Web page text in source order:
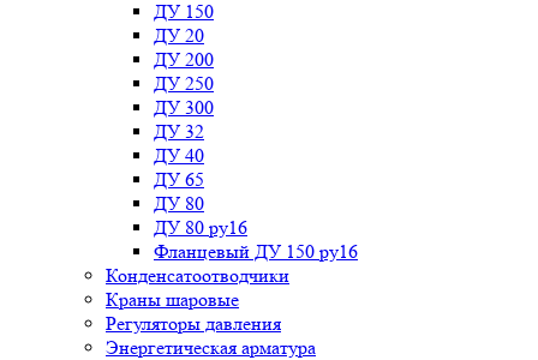
ДУ 150
ДУ 20
ДУ 200
ДУ 250
ДУ 300
ДУ 32
ДУ 40
ДУ 65
ДУ 80
ДУ 80 ру16
Фланцевый ДУ 150 ру16
Конденсатоотводчики
Краны шаровые
Регуляторы давления
Энергетическая арматура